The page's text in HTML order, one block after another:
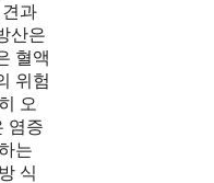
과
산은
혈액
위험
오
염증
는
식